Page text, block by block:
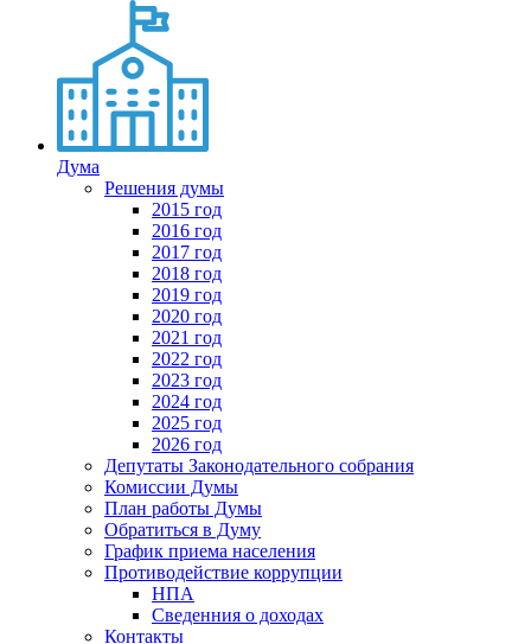
Дума
Решения думы
2015 год
2016 год
2017 год
2018 год
2019 год
2020 год
2021 год
2022 год
2023 год
2024 год
2025 год
2026 год
Депутаты Законодательного собрания
Комиссии Думы
План работы Думы
Обратиться в Думу
График приема населения
Противодействие коррупции
НПА
Сведенния о доходах
Контакты